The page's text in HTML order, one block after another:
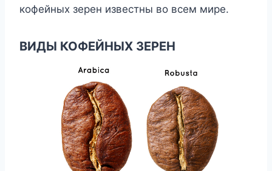
кофейных зерен известны во всем мире.
ВИДЫ КОФЕЙНЫХ ЗЕРЕН